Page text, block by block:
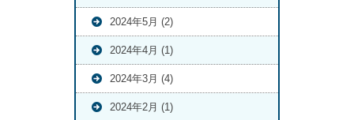
2024年5月 (2)
2024年4月 (1)
2024年3月 (4)
2024年2月 (1)